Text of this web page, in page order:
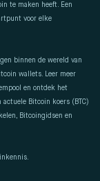
te maken heeft. Een
voor elke
binnen de wereld van
wallets. Leer meer
en ontdek het
Bitcoin koers (BTC)
Bitcoingidsen en